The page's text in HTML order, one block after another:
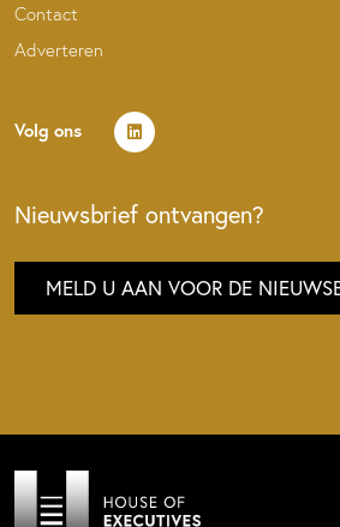
Contact
Adverteren
Volg ons
Nieuwsbrief ontvangen?
MELD U AAN VOOR DE